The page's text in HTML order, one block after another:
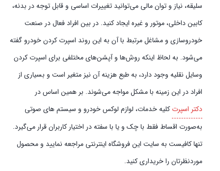
سلیقه، نیاز و توان مالی می‌توانید تغییرات اساسی و قابل توجه در بدنه،
کابین داخلی، موتور و غیره ایجاد کنید. در بین افراد فعال در صنعت
خودروسازی و مشاغل مرتبط با آن به این روند اسپرت کردن خودرو گفته
می‌شود. به لحاظ اینکه روش‌ها و آپشن‌های مختلفی برای اسپرت کردن
وسایل نقلیه وجود دارد، به طبع هزینه آن نیز متغیر است و بسیاری از
افراد در این زمینه با مشکل مواجه می‌شوند. بر همین اساس در
دکتر اسپرت کلیه خدمات، لوازم لوکس خودرو و سیستم‌ های صوتی
به‌صورت اقساط فقط با چک و یا با سفته در اختیار کاربران قرار می‌گیرد.
تنها کافیست به سایت این فروشگاه اینترنتی مراجعه نمایید و محصول
موردنظرتان را خریداری کنید.